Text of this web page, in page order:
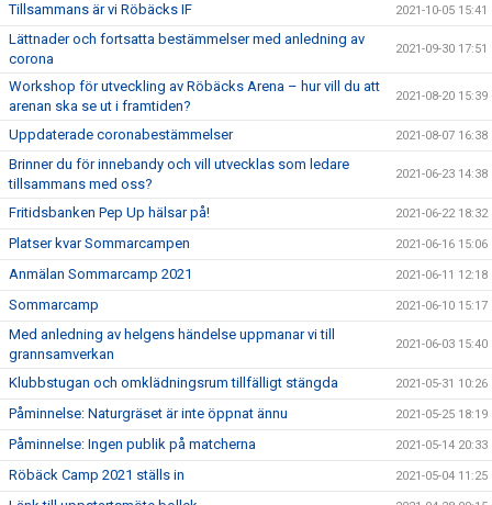
Tillsammans är vi Röbäcks IF 2021-10-05 15:41
Lättnader och fortsatta bestämmelser med anledning av
corona
2021-09-30 17:51
Workshop för utveckling av Röbäcks Arena – hur vill du att
arenan ska se ut i framtiden?
2021-08-20 15:39
Uppdaterade coronabestämmelser 2021-08-07 16:38
Brinner du för innebandy och vill utvecklas som ledare
tillsammans med oss?
2021-06-23 14:38
Fritidsbanken Pep Up hälsar på! 2021-06-22 18:32
Platser kvar Sommarcampen 2021-06-16 15:06
Anmälan Sommarcamp 2021 2021-06-11 12:18
Sommarcamp 2021-06-10 15:17
Med anledning av helgens händelse uppmanar vi till
grannsamverkan
2021-06-03 15:40
Klubbstugan och omklädningsrum tillfälligt stängda 2021-05-31 10:26
Påminnelse: Naturgräset är inte öppnat ännu 2021-05-25 18:19
Påminnelse: Ingen publik på matcherna 2021-05-14 20:33
Röbäck Camp 2021 ställs in 2021-05-04 11:25